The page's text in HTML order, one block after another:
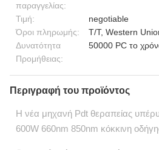
παραγγελίας:
Τιμή:
negotiable
Όροι πληρωμής:
T/T, Western
Δυνατότητα
Προμήθειας:
50000 PC το
Περιγραφή του προϊόντος
Η νέα μηχανή Pdt θεραπείας
600W 660nm 850nm κόκκινη